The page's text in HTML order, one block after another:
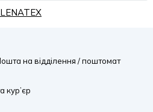
на відділення / поштомат
кур’єр